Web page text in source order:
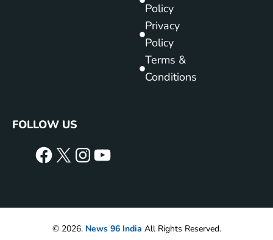
Policy
Privacy
Policy
Terms &
Conditions
FOLLOW US
© 2026. News 96 India All Rights Reserved.